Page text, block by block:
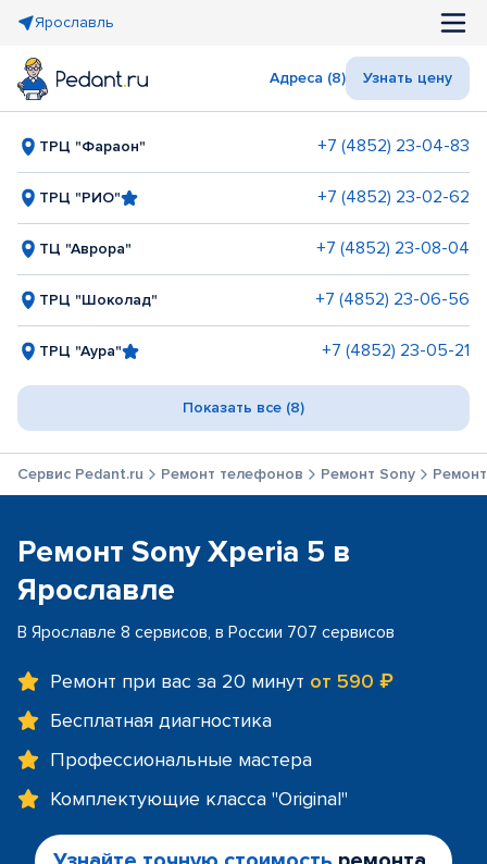
Ярославль
Адреса (8) Узнать цену
ТРЦ "Фараон" +7 (4852) 23-04-83
ТРЦ "РИО" +7 (4852) 23-02-62
ТЦ "Аврора" +7 (4852) 23-08-04
ТРЦ "Шоколад" +7 (4852) 23-06-56
ТРЦ "Аура" +7 (4852) 23-05-21
Показать все (8)
Сервис Pedant.ru Ремонт телефонов Ремонт Sony
Ремонт Sony Xperia 5 в
Ярославле
В Ярославле 8 сервисов, в России 707 сервисов
Ремонт при вас за 20 минут от 590 ₽
Бесплатная диагностика
Профессиональные мастера
Комплектующие класса "Original"